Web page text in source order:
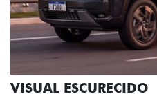
ADESIVOS
Os adesivos aplicados no
reforçam a identidade